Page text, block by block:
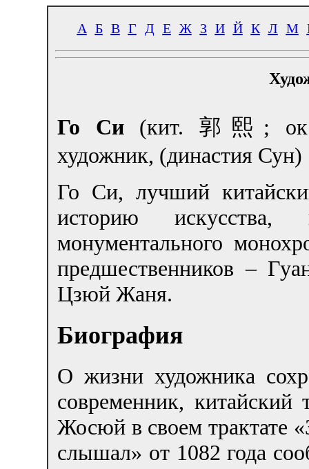
А Б В Г Д Е Ж З И Й К Л М
Го Си(кит. 郭熙;
художник, (династия Сун)
Го Си, лучший
историю искусства,
монументального
предшественников –
Цзюй Жаня.
Биография
О жизни художника
современник,
Жосюй в своем трактате
слышал» от 1082 года